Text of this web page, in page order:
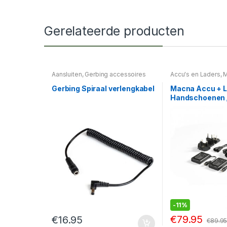
Gerelateerde producten
Aansluiten, Gerbing accessoires
Gerbing Spiraal verlengkabel
€16.95
Accu's en Laders,
Macna Accu +
Handschoenen
-11%
€79.95 €89.95